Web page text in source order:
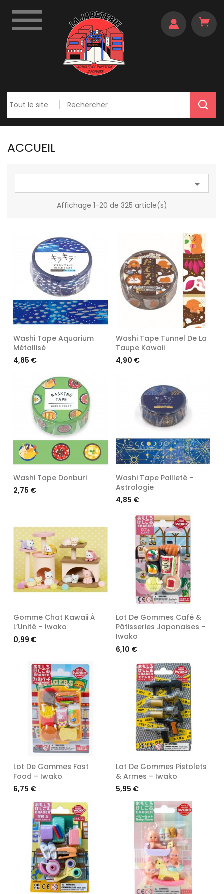

ACCUEIL

Affichage 1-20 de 325 article(s)
Washi Tape Aquarium
Métallisé
Prix
4,85 €
Washi Tape Tunnel De La
Taupe Kawaii
Prix
4,90 €
Washi Tape Donburi
Prix
2,75 €
Washi Tape Pailleté -
Astrologie
Prix
4,85 €
Gomme Chat Kawaii À
L’Unité – Iwako
Prix
0,99 €
Lot De Gommes Café &
Pâtisseries Japonaises –
Iwako
Prix
6,10 €
Lot De Gommes Fast
Food – Iwako
Prix
6,75 €
Lot De Gommes Pistolets
& Armes – Iwako
Prix
5,95 €